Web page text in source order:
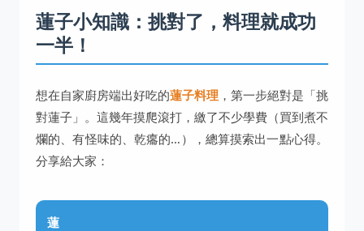
蓮子小知識：挑對了，料理就成功
一半！
想在自家廚房端出好吃的蓮子料理 ，第一步絕對是「挑
對蓮子」。這幾年摸爬滾打，繳了不少學費（買到煮不
爛的、有怪味的、乾癟的…），總算摸索出一點心得。
分享給大家：
蓮